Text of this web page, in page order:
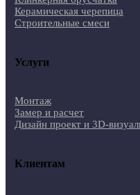
Керамическая черепица
Строительные смеси
Услуги
Монтаж
Замер и расчет
Дизайн проект и 3D-
Клиентам